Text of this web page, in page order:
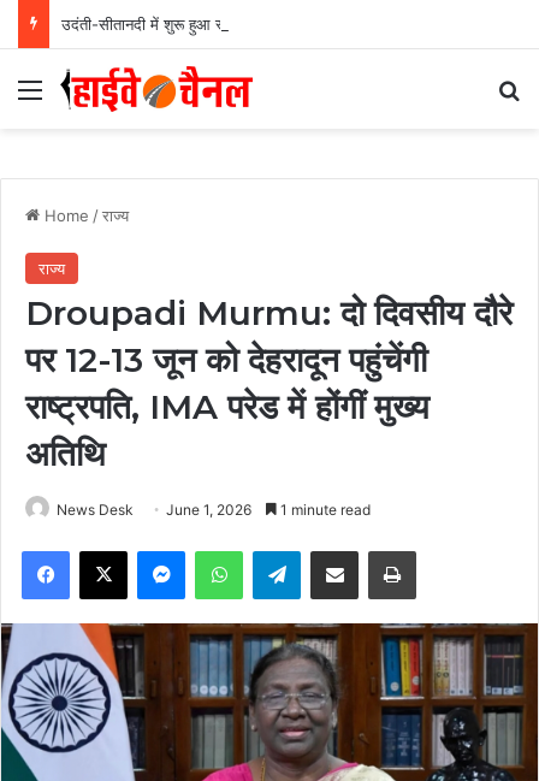
Menu
Home /राज्य
राज्य
Droupadi Murmu: दो दिवसीय दौरे
पर 12-13 जून को देहरादून पहुंचेंगी
राष्ट्रपति, IMA परेड में होंगीं मुख्य
अतिथि
News Desk June 1, 2026 1 minute read
Facebook
X MessengerWhatsAppTelegramShare via Email Print